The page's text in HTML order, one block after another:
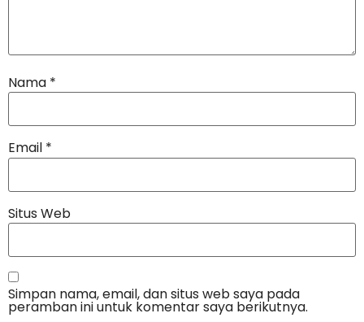
Nama *
Email *
Situs Web
Simpan nama, email, dan situs web saya pada
peramban ini untuk komentar saya berikutnya.